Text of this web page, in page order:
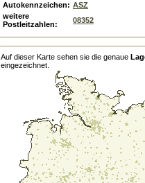
Autokennzeichen: ASZ
weitere
Postleitzahlen:
08352
Auf dieser Karte sehen sie die genaue
eingezeichnet.